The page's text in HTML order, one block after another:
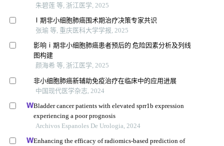
朱碧莲 等, 浙江医学, 2025
Ⅰ期非小细胞肺癌围术期治疗决策专家共识
张瑜 等, 重庆医科大学学报, 2025
影响ⅰ期非小细胞肺癌患者预后的 危险因素分析及列线
图构建
颜海希 等, 浙江医学, 2025
非小细胞肺癌新辅助免疫治疗在临床中的应用进展
中国现代医学杂志, 2024
Bladder cancer patients with elevated sprr1b expression
experiencing a poor prognosis
Archivos Espanoles De Urologia, 2024
Enhancing the efficacy of radiomics-based prediction of